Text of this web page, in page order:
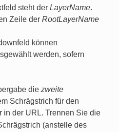
steht der LayerName.
Zeile der RootLayerName
können
werden, sofern
die zweite
Schrägstrich für den
in der URL. Trennen Sie die
(anstelle des